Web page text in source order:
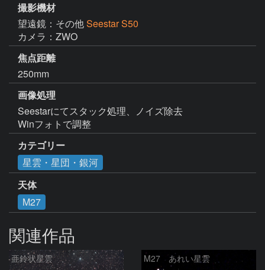
撮影機材
望遠鏡：その他Seestar S50
カメラ：ZWO
焦点距離
250mm
画像処理
Seestarにてスタック処理、ノイズ除去
カテゴリー
星雲・星団・銀河
天体
M27
関連作品
亜鈴状星雲 M27 あれい星雲